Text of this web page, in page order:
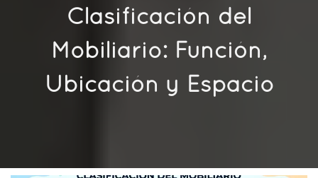
Clasificación del
Mobiliario: Función,
Ubicación y Espacio